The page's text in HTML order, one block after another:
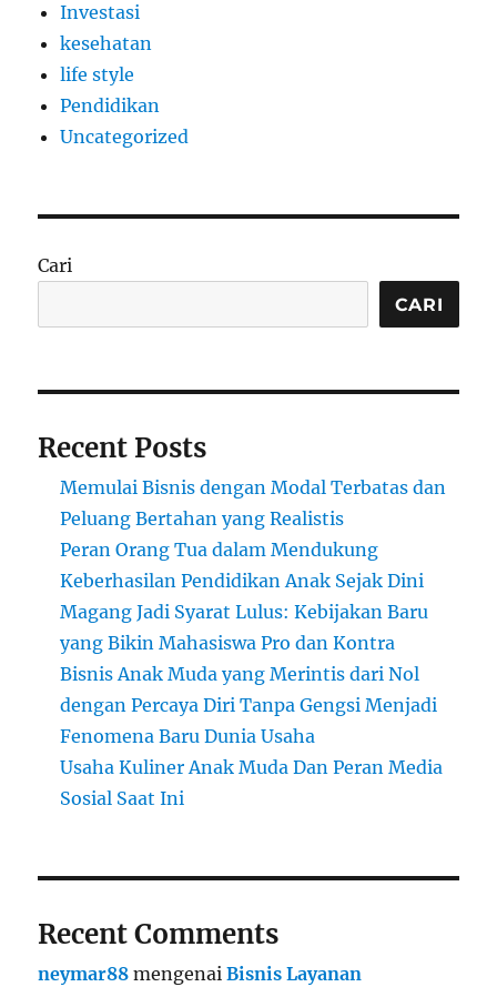
Investasi
kesehatan
life style
Pendidikan
Uncategorized
Cari
CARI
Recent Posts
Memulai Bisnis dengan Modal Terbatas dan
Peluang Bertahan yang Realistis
Peran Orang Tua dalam Mendukung
Keberhasilan Pendidikan Anak Sejak Dini
Magang Jadi Syarat Lulus: Kebijakan Baru
yang Bikin Mahasiswa Pro dan Kontra
Bisnis Anak Muda yang Merintis dari Nol
dengan Percaya Diri Tanpa Gengsi Menjadi
Fenomena Baru Dunia Usaha
Usaha Kuliner Anak Muda Dan Peran Media
Sosial Saat Ini
Recent Comments
neymar88 mengenaiBisnis Layanan